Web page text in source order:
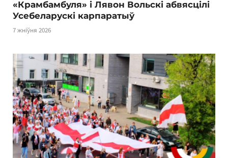
«Крамбамбуля» і Лявон Вольскі абвясцілі
Усебеларускі карпаратыў
7 жніўня 2026